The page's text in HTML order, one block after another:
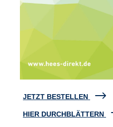
JETZT BESTELLEN
HIER DURCHBLÄTTERN